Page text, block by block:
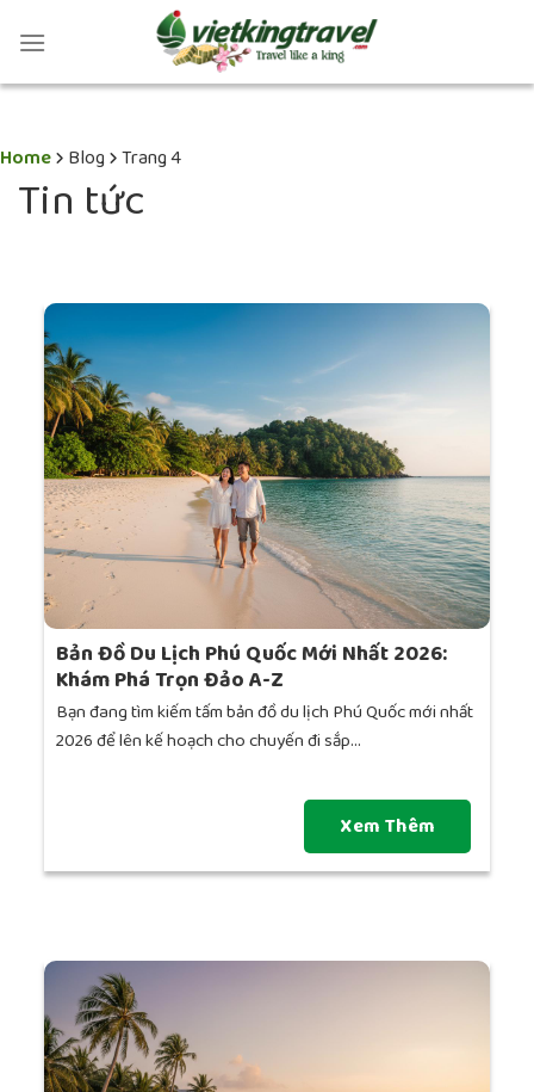
Home Blog Trang 4
Tin tức
Bản Đồ Du Lịch Phú Quốc Mới Nhất 2026:
Khám Phá Trọn Đảo A-Z
Bạn đang tìm kiếm tấm bản đồ du lịch Phú Quốc mới nhất
2026 để lên kế hoạch cho chuyến đi sắp...
Xem Thêm